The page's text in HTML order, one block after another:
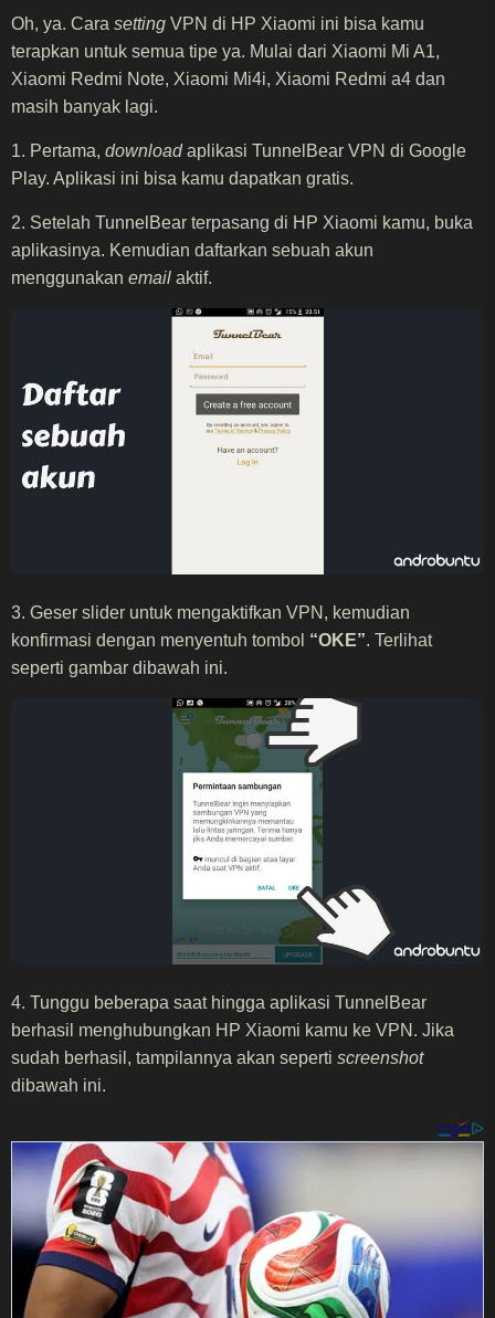
Oh, ya. Cara setting VPN di HP Xiaomi ini bisa kamu
terapkan untuk semua tipe ya. Mulai dari Xiaomi Mi A1,
Xiaomi Redmi Note, Xiaomi Mi4i, Xiaomi Redmi a4 dan
masih banyak lagi.
1. Pertama, downloadaplikasi TunnelBear VPN di Google
Play. Aplikasi ini bisa kamu dapatkan gratis.
2. Setelah TunnelBear terpasang di HP Xiaomi kamu, buka
aplikasinya. Kemudian daftarkan sebuah akun
menggunakan email aktif.
3. Geser slider untuk mengaktifkan VPN, kemudian
konfirmasi dengan menyentuh tombol “OKE”. Terlihat
seperti gambar dibawah ini.
4. Tunggu beberapa saat hingga aplikasi TunnelBear
berhasil menghubungkan HP Xiaomi kamu ke VPN. Jika
sudah berhasil, tampilannya akan seperti screenshot
dibawah ini.